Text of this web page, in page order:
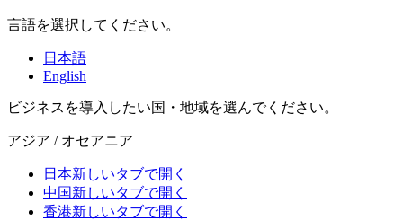
言語を選択してください。
日本語
English
ビジネスを導入したい国・地域を選んでください。
アジア / オセアニア
日本新しいタブで開く
中国新しいタブで開く
香港新しいタブで開く